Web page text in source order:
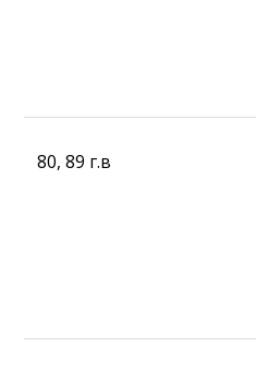
80, 89 г.в